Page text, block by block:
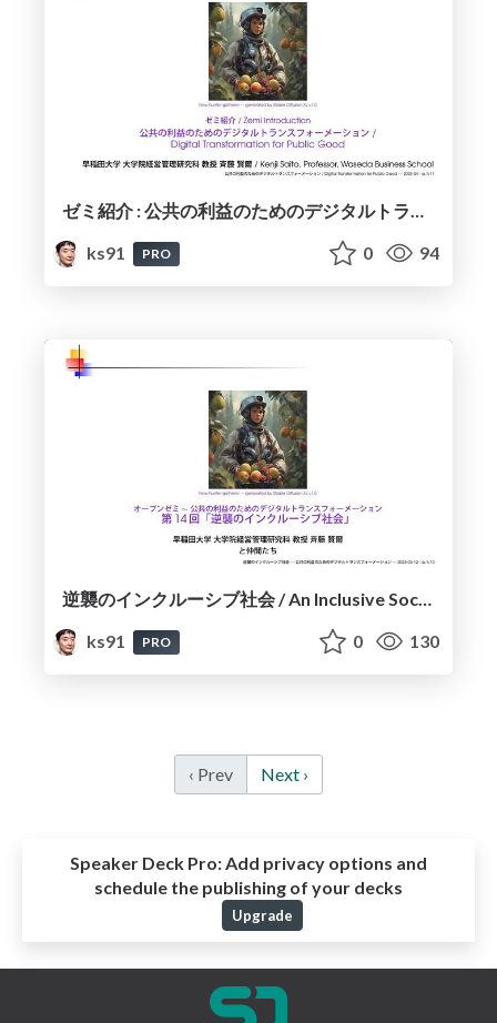
ゼミ紹介 : 公共の利益のためのデジタルトランスフォーメーション / Zemi Introduction : Digital Transformation for Public Good
ks91
PRO 0 94
逆襲のインクルーシブ社会 / An Inclusive Society Strikes Back
ks91
PRO 0 130
‹ Prev Next ›
Speaker Deck Pro: Add privacy options and
schedule the publishing of your decks
Upgrade